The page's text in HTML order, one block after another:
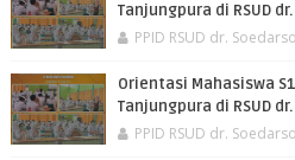
Tanjungpura di RSUD
PPID RSUD dr. Soedarso
Orientasi Mahasiswa
Tanjungpura di RSUD
PPID RSUD dr. Soedarso